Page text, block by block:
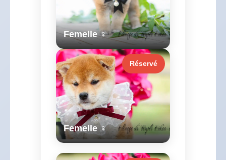
Femelle ♀
Réservé
Femelle ♀